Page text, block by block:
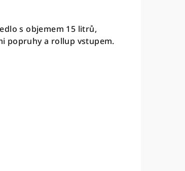
s objemem 15 litrů,
popruhy a rollup vstupem.